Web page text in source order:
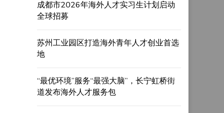
成都市2026年海外人才实习生计划启动
全球招募
苏州工业园区打造海外青年人才创业首选
地
“最优环境”服务“最强大脑”，长宁虹桥街
道发布海外人才服务包